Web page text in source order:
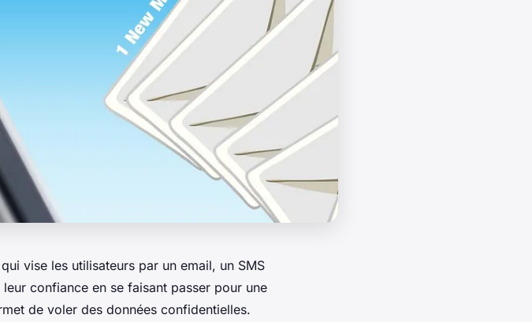
vise les utilisateurs par un email, un SMS
confiance en se faisant passer pour une
de voler des données confidentielles.